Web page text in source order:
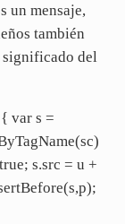
un mensaje,
también
significado del
var s =
s.src = u +